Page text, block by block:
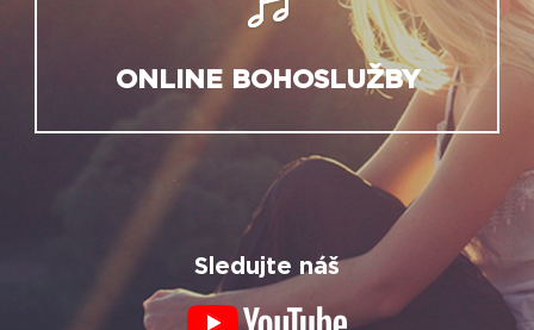
ONLINE BOHOSLUŽBY
Sledujte náš